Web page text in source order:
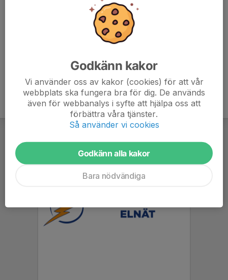
Godkänn kakor
Vi använder oss av kakor (cookies) för att vår
webbplats ska fungera bra för dig. De används
även för webbanalys i syfte att hjälpa oss att
förbättra våra tjänster.
Så använder vi cookies
Godkänn alla kakor
Bara nödvändiga